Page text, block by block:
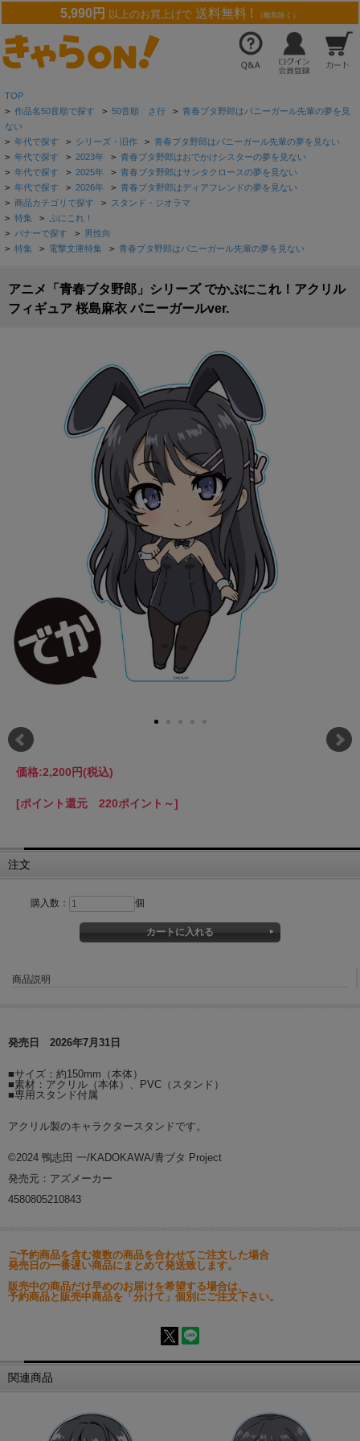
5,990円 以上のお買上げで 送料無料 ! （離島除く）
TOP
> 作品名50音順で探す > 50音順 さ行 > 青春ブタ野郎はバニーガール先輩の夢を見
ない
> 年代で探す > シリーズ・旧作 > 青春ブタ野郎はバニーガール先輩の夢を見ない
> 年代で探す > 2023年 > 青春ブタ野郎はおでかけシスターの夢を見ない
> 年代で探す > 2025年 > 青春ブタ野郎はサンタクロースの夢を見ない
> 年代で探す > 2026年 > 青春ブタ野郎はディアフレンドの夢を見ない
> 商品カテゴリで探す > スタンド・ジオラマ
> 特集 > ぷにこれ！
> バナーで探す > 男性向
> 特集 > 電撃文庫特集 > 青春ブタ野郎はバニーガール先輩の夢を見ない
アニメ「青春ブタ野郎」シリーズ でかぷにこれ！アクリル
フィギュア 桜島麻衣 バニーガールver.
価格:2,200円(税込)
[ポイント還元 220ポイント～]
注文
購入数： 個
商品説明
発売日 2026年7月31日
■サイズ：約150mm（本体）
■素材：アクリル（本体）、PVC（スタンド）
■専用スタンド付属
アクリル製のキャラクタースタンドです。
©2024 鴨志田 一/KADOKAWA/青ブタ Project
発売元：アズメーカー
4580805210843
ご予約商品を含む複数の商品を合わせてご注文した場合
発売日の一番遅い商品にまとめて発送致します。
販売中の商品だけ早めのお届けを希望する場合は、
予約商品と販売中商品を「分けて」個別にご注文下さい。
関連商品